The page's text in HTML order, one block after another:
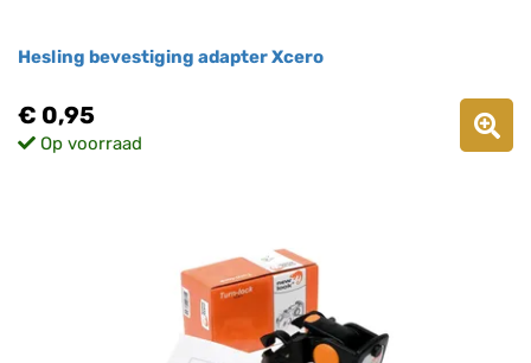
Hesling bevestiging adapter Xcero
€ 0,95
Op voorraad